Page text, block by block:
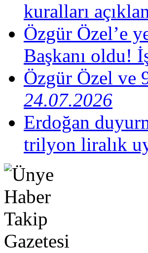
kuralları
Özgür Özel’e
Başkanı oldu!
Özgür Özel
24.07.2026
Erdoğan
trilyon liralık